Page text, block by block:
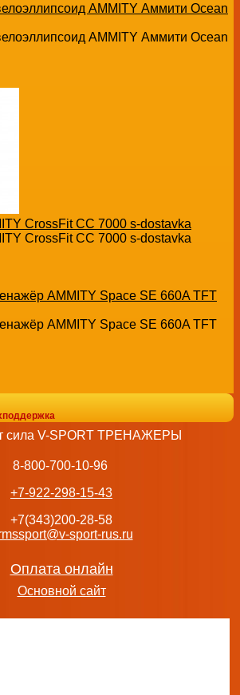
AMMITY Аммити Ocean
AMMITY Аммити Ocean
CrossFit CC 7000 s-dostavka
CrossFit CC 7000 s-dostavka
AMMITY Space SE 660A TFT
AMMITY Space SE 660A TFT
сила V-SPORT ТРЕНАЖЕРЫ
8-800-700-10-96
+7-922-298-15-43
+7(343)200-28-58
sport-rus.ru
Оплата онлайн
Основной сайт